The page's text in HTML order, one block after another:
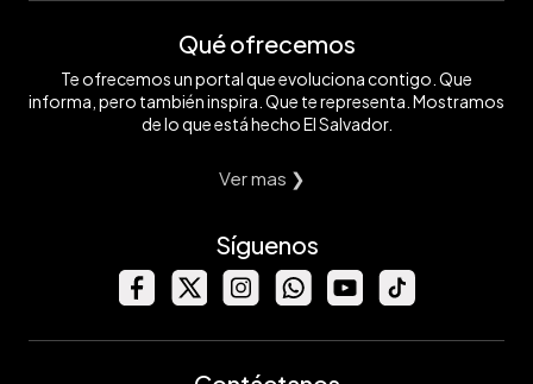
Qué ofrecemos
Te ofrecemos un portal que evoluciona contigo. Que
informa, pero también inspira. Que te representa. Mostramos
de lo que está hecho El Salvador.
Ver mas ❯
Síguenos